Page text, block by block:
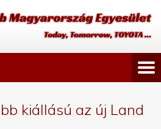
kiállású az új Land